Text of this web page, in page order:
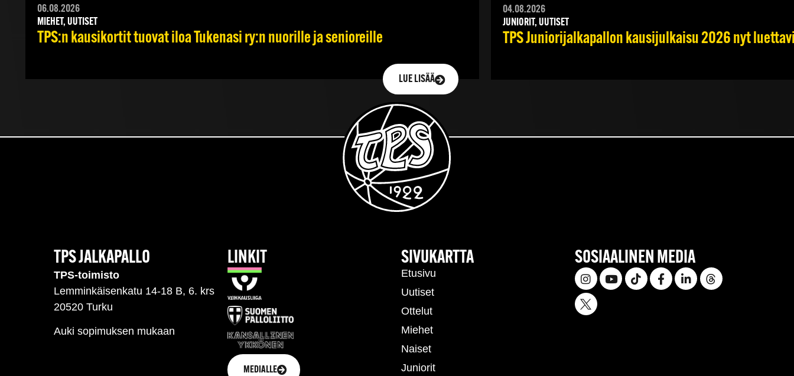
06.08.2026
MIEHET, UUTISET
TPS:n kausikortit tuovat iloa Tukenasi ry:n nuorille ja senioreille
LUE LISÄÄ
04.08.2026
JUNIORIT, UUTISET
TPS Juniorijalkapallon kausijulkaisu 2026 nyt
TPS JALKAPALLO
TPS-toimisto
Lemminkäisenkatu 14-18 B, 6. krs
20520 Turku
Auki sopimuksen mukaan
LINKIT
MEDIALLE
SIVUKARTTA
Etusivu
Uutiset
Ottelut
Miehet
Naiset
Juniorit
SOSIAALINEN MEDIA